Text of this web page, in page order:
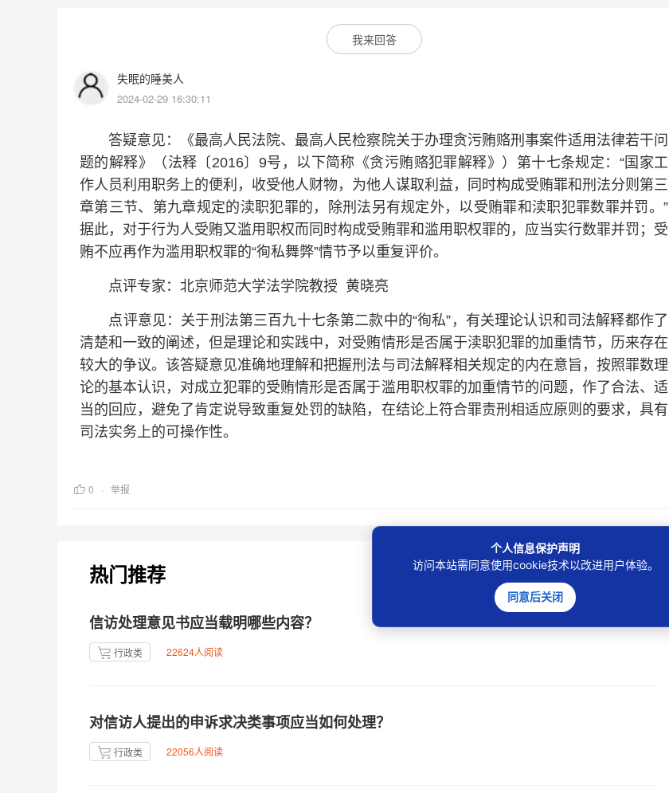
我来回答
失眠的睡美人
2024-02-29 16:30:11
答疑意见：《最高人民法院、最高人民检察院关于办理贪污贿赂刑事案件适用法律若干问
题的解释》（法释〔2016〕9号，以下简称《贪污贿赂犯罪解释》）第十七条规定：“国家工
作人员利用职务上的便利，收受他人财物，为他人谋取利益，同时构成受贿罪和刑法分则第三
章第三节、第九章规定的渎职犯罪的，除刑法另有规定外，以受贿罪和渎职犯罪数罪并罚。”
据此，对于行为人受贿又滥用职权而同时构成受贿罪和滥用职权罪的，应当实行数罪并罚；受
贿不应再作为滥用职权罪的“徇私舞弊”情节予以重复评价。
点评专家：北京师范大学法学院教授 黄晓亮
点评意见：关于刑法第三百九十七条第二款中的“徇私”，有关理论认识和司法解释都作了
清楚和一致的阐述，但是理论和实践中，对受贿情形是否属于渎职犯罪的加重情节，历来存在
较大的争议。该答疑意见准确地理解和把握刑法与司法解释相关规定的内在意旨，按照罪数理
论的基本认识，对成立犯罪的受贿情形是否属于滥用职权罪的加重情节的问题，作了合法、适
当的回应，避免了肯定说导致重复处罚的缺陷，在结论上符合罪责刑相适应原则的要求，具有
司法实务上的可操作性。
0 举报
热门推荐
信访处理意见书应当载明哪些内容？
行政类 22624人阅读
对信访人提出的申诉求决类事项应当如何处理？
行政类 22056人阅读
个人信息保护声明
访问本站需同意使用cookie技术以改进用户体验。
同意后关闭